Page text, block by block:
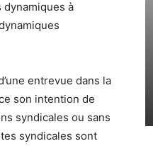
à
entrevue dans la
son intention de
syndicales ou sans
syndicales sont